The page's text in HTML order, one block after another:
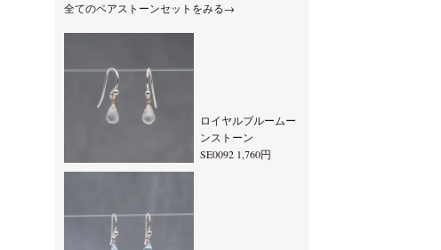
全てのペアストーンセットをみる→
ロイヤルブルームー
ンストーン
SE0092 1,760円